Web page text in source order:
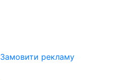
Замовити рекламу